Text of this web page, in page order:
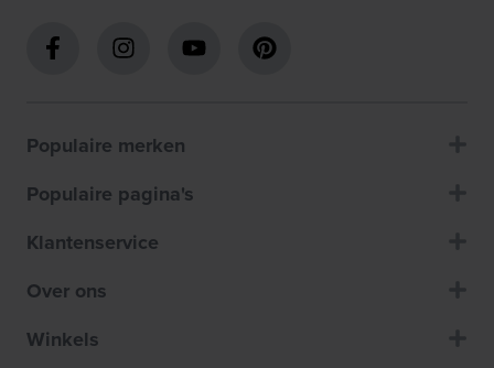
Populaire merken
Populaire pagina's
Klantenservice
Over ons
Winkels